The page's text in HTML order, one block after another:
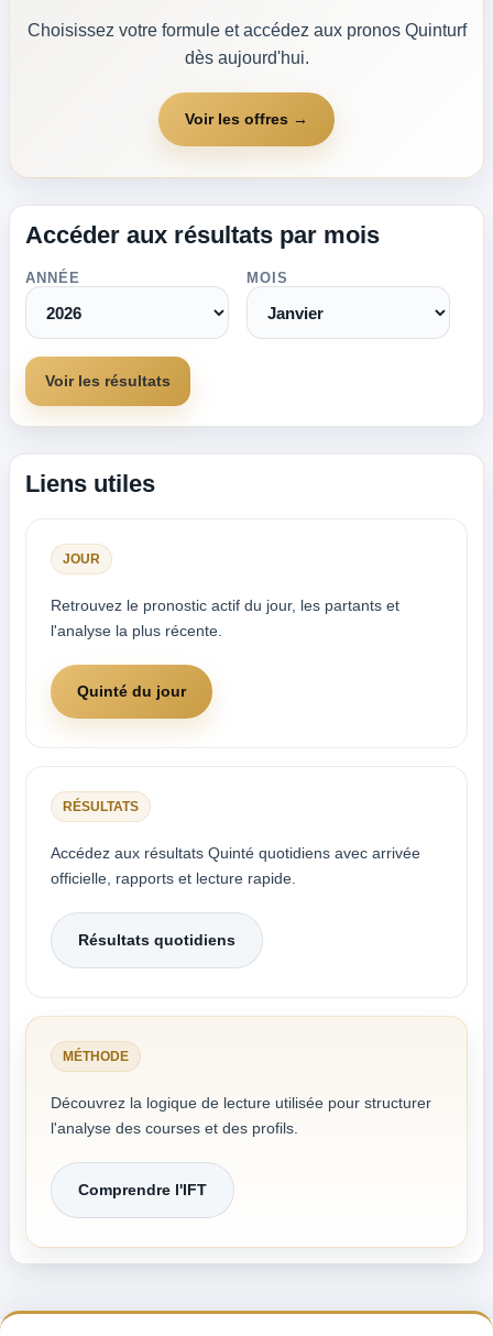
Choisissez votre formule et accédez aux pronos Quinturf
dès aujourd'hui.
Voir les offres →
Accéder aux résultats par mois
ANNÉE MOIS
Voir les résultats
Liens utiles
JOUR
Retrouvez le pronostic actif du jour, les partants et
l'analyse la plus récente.
Quinté du jour
RÉSULTATS
Accédez aux résultats Quinté quotidiens avec arrivée
officielle, rapports et lecture rapide.
Résultats quotidiens
MÉTHODE
Découvrez la logique de lecture utilisée pour structurer
l'analyse des courses et des profils.
Comprendre l'IFT